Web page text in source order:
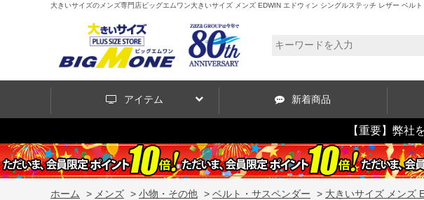
大きいサイズのメンズ専門店ビッグエムワン大きいサイズ メンズ EDWIN エドウィン シングルステッチ レザー ベル
アイテム 新着商品
【重要】弊社
ホーム > メンズ > 小物・その他 > ベルト・サスペンダー > 大きいサイズ メンズ